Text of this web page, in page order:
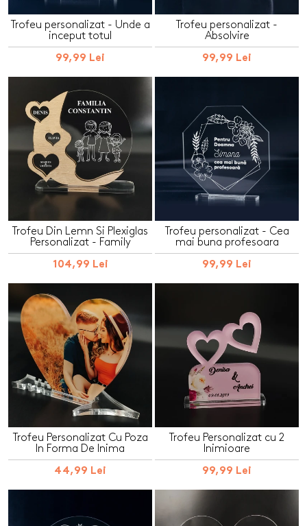
Trofeu personalizat - Unde a
inceput totul
99,99 Lei
Trofeu personalizat -
Absolvire
99,99 Lei
Trofeu Din Lemn Si Plexiglas
Personalizat - Family
104,99 Lei
Trofeu personalizat - Cea
mai buna profesoara
99,99 Lei
Trofeu Personalizat Cu Poza
In Forma De Inima
44,99 Lei
Trofeu Personalizat cu 2
Inimioare
99,99 Lei